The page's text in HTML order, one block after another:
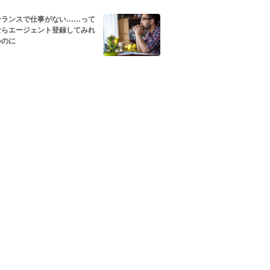
ランスで仕事がない……って
エージェント登録してみれ
に